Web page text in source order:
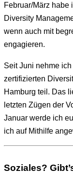
Februar/März habe
Diversity
wenn auch mit
engagieren.
Seit Juni nehme
zertifizierten
Hamburg teil. Das
letzten Zügen der
Januar werde ich
ich auf Mithilfe
Soziales?